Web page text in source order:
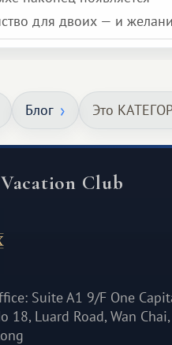
для двоих — и
близкого человека что-
но тёплое
:)
Блог Это
Club
Suite A1 9/F One
18, Luard Road, Wan Chai,